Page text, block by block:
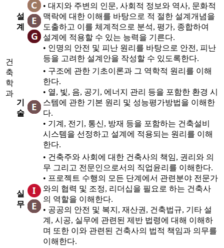
건
축
학
과
설
계
• 대지와 주변의 인문, 사회적 정보와 역사, 문화적
맥락에 대한 이해를 바탕으로 적 절한 설계개념을
도출하고 이를 체계적으로 분석, 평가, 종합하여
설계에 적용할 수 있는 능력을 기른다.
• 인명의 안전 및 피난 원리를 바탕으로 안전, 피난
등을 고려한 설계안을 작성할 수 있도록한다.
기
술
• 구조에 관한 기초이론과 그 역학적 원리를 이해
한다.
• 열, 빛, 음, 공기, 에너지 관리 등을 포함한 환경 시
스템에 관한 기본 원리 및 성능평가방법을 이해한
다.
• 기계, 전기, 통신, 방재 등을 포함하는 건축설비
시스템을 선정하고 설계에 적용되는 원리를 이해
한다.
실
무
• 건축주와 사회에 대한 건축사의 책임, 권리와 의
무 그리고 전문인으로서의 직업윤리를 이해한다.
• 프로젝트 수행의 모든 단계에서 관련분야 전문가
와의 협력 및 조정, 리더십을 필요로 하는 건축사
의 역할을 이해한다.
• 공공의 안전 및 복지, 재산권, 건축법규, 기타 설
계, 시공, 실무에 관련된 제반 법령에 대해 이해하
며 또한 이와 관련된 건축사의 법적 책임과 의무를
이해한다.